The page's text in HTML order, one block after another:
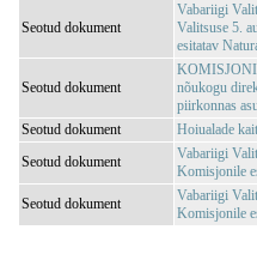
Seotud dokument
Vabariigi
Valitsuse 5.
esitatav
Seotud dokument
KOMISJONI
nõukogu
piirkonnas
Seotud dokument
Hoiualade
Seotud dokument
Vabariigi
Komisjonile
Seotud dokument
Vabariigi
Komisjonile